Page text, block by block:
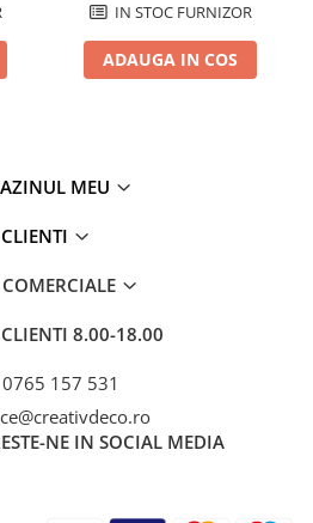
IN STOC FURNIZOR
ADAUGA IN COS
MEU
CLIENTI
8.00-18.00
0765 157 531
NE IN SOCIAL MEDIA